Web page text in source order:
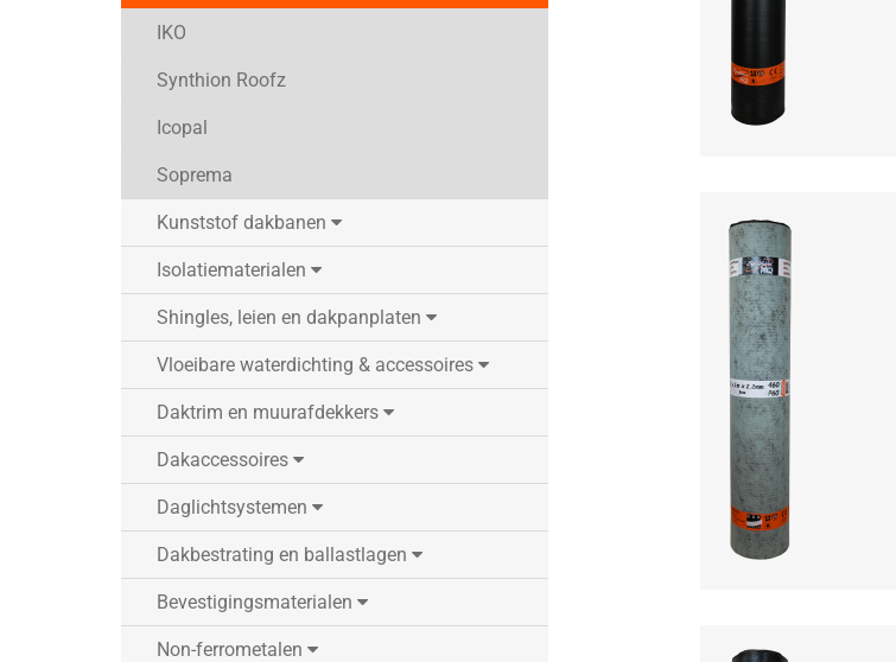
IKO
Synthion Roofz
Icopal
Soprema
Kunststof dakbanen
Isolatiematerialen
Shingles, leien en dakpanplaten
Vloeibare waterdichting & accessoires
Daktrim en muurafdekkers
Dakaccessoires
Daglichtsystemen
Dakbestrating en ballastlagen
Bevestigingsmaterialen
Non-ferrometalen